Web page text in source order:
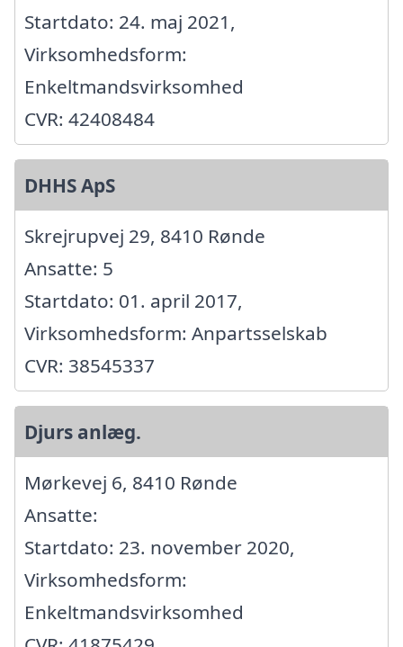
Startdato: 24. maj 2021,
Virksomhedsform:
Enkeltmandsvirksomhed
CVR: 42408484
DHHS ApS
Skrejrupvej 29, 8410 Rønde
Ansatte: 5
Startdato: 01. april 2017,
Virksomhedsform: Anpartsselskab
CVR: 38545337
Djurs anlæg.
Mørkevej 6, 8410 Rønde
Ansatte:
Startdato: 23. november 2020,
Virksomhedsform:
Enkeltmandsvirksomhed